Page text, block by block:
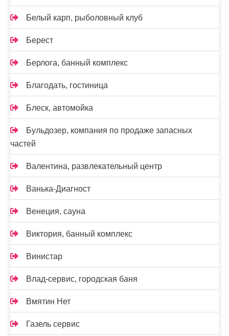
Белый карп, рыболовный клуб
Берест
Берлога, банный комплекс
Благодать, гостиница
Блеск, автомойка
Бульдозер, компания по продаже запасных
частей
Валентина, развлекательный центр
Ванька-Диагност
Венеция, сауна
Виктория, банный комплекс
Винистар
Влад-сервис, городская баня
Вмятин Нет
Газель сервис